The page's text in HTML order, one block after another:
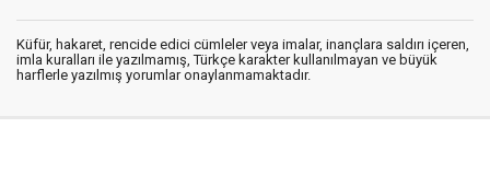
Küfür, hakaret, rencide edici cümleler veya imalar, inançlara saldırı içeren,
imla kuralları ile yazılmamış, Türkçe karakter kullanılmayan ve büyük
harflerle yazılmış yorumlar onaylanmamaktadır.